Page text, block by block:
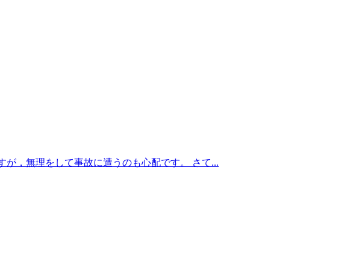
，無理をして事故に遭うのも心配です。 さて...